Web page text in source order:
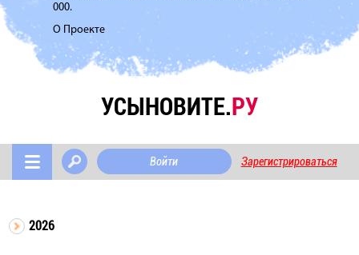
000.
О Проекте
УСЫНОВИТЕ.РУ
Войти Зарегистрироваться
2026